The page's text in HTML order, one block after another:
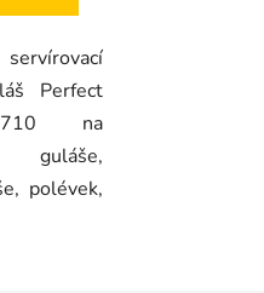
Perfect
na
guláše,
polévek,